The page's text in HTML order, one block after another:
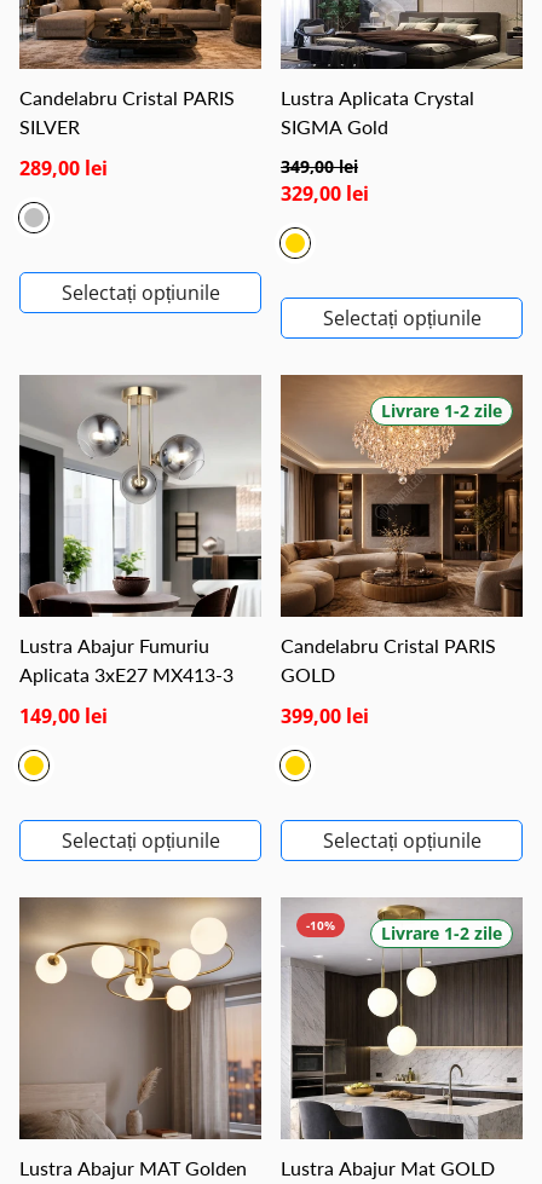
Candelabru Cristal PARIS
SILVER
289,00 lei
Selectați opțiunile
Lustra Aplicata Crystal
SIGMA Gold
349,00 lei
329,00 lei
Selectați opțiunile
Lustra Abajur Fumuriu
Aplicata 3xE27 MX413-3
149,00 lei
Selectați opțiunile
Livrare 1-2 zile
Candelabru Cristal PARIS
GOLD
399,00 lei
Selectați opțiunile
Lustra Abajur MAT Golden
Livrare 1-2 zile
-10%
Lustra Abajur Mat GOLD